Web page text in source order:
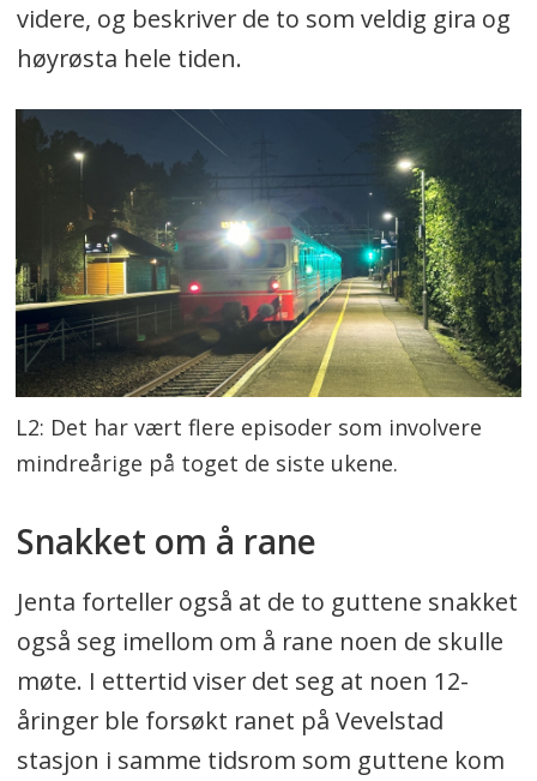
videre, og beskriver de to som veldig gira og
høyrøsta hele tiden.
L2: Det har vært flere episoder som involvere
mindreårige på toget de siste ukene.
Snakket om å rane
Jenta forteller også at de to guttene snakket
også seg imellom om å rane noen de skulle
møte. I ettertid viser det seg at noen 12-
åringer ble forsøkt ranet på Vevelstad
stasjon i samme tidsrom som guttene kom